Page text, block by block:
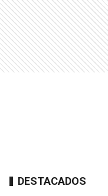
DESTACADOS